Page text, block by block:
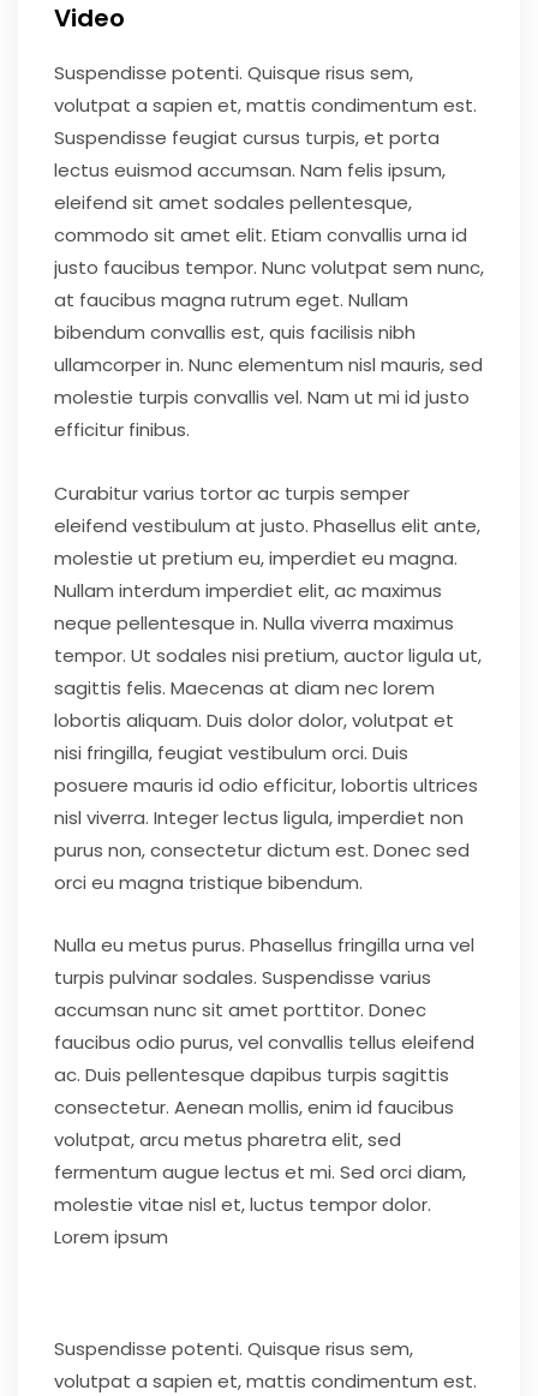
Video
Suspendisse potenti. Quisque risus sem,
volutpat a sapien et, mattis condimentum est.
Suspendisse feugiat cursus turpis, et porta
lectus euismod accumsan. Nam felis ipsum,
eleifend sit amet sodales pellentesque,
commodo sit amet elit. Etiam convallis urna id
justo faucibus tempor. Nunc volutpat sem nunc,
at faucibus magna rutrum eget. Nullam
bibendum convallis est, quis facilisis nibh
ullamcorper in. Nunc elementum nisl mauris, sed
molestie turpis convallis vel. Nam ut mi id justo
efficitur finibus.
Curabitur varius tortor ac turpis semper
eleifend vestibulum at justo. Phasellus elit ante,
molestie ut pretium eu, imperdiet eu magna.
Nullam interdum imperdiet elit, ac maximus
neque pellentesque in. Nulla viverra maximus
tempor. Ut sodales nisi pretium, auctor ligula ut,
sagittis felis. Maecenas at diam nec lorem
lobortis aliquam. Duis dolor dolor, volutpat et
nisi fringilla, feugiat vestibulum orci. Duis
posuere mauris id odio efficitur, lobortis ultrices
nisl viverra. Integer lectus ligula, imperdiet non
purus non, consectetur dictum est. Donec sed
orci eu magna tristique bibendum.
Nulla eu metus purus. Phasellus fringilla urna vel
turpis pulvinar sodales. Suspendisse varius
accumsan nunc sit amet porttitor. Donec
faucibus odio purus, vel convallis tellus eleifend
ac. Duis pellentesque dapibus turpis sagittis
consectetur. Aenean mollis, enim id faucibus
volutpat, arcu metus pharetra elit, sed
fermentum augue lectus et mi. Sed orci diam,
molestie vitae nisl et, luctus tempor dolor.
Lorem ipsum
Suspendisse potenti. Quisque risus sem,
volutpat a sapien et, mattis condimentum est.